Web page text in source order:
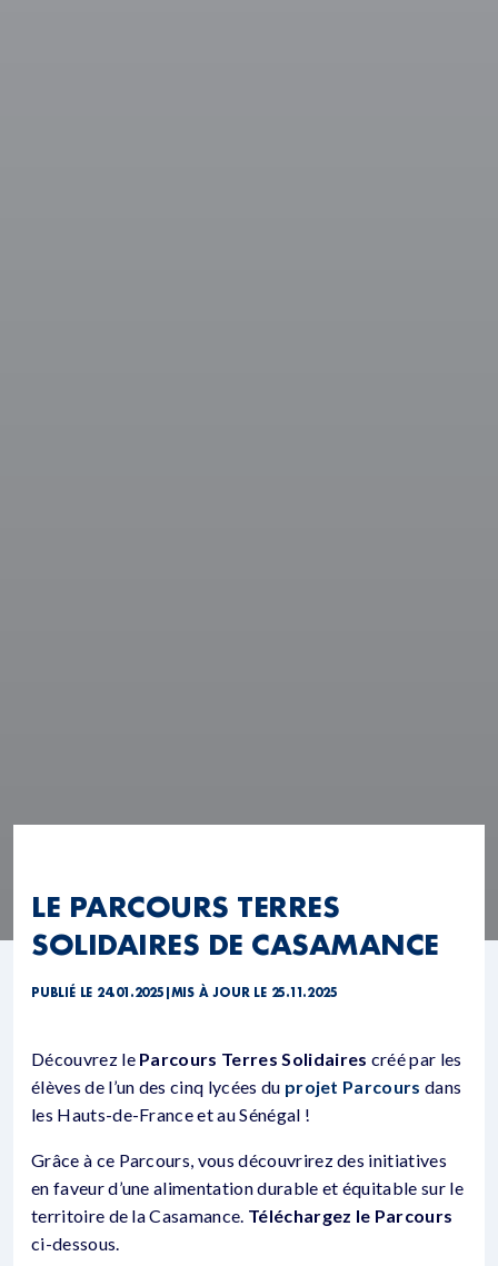
LE PARCOURS TERRES
SOLIDAIRES DE CASAMANCE
PUBLIÉ LE 24.01.2025 MIS À JOUR LE 25.11.2025
Découvrez le Parcours Terres Solidaires créé par les
élèves de l’un des cinq lycées du projet Parcours dans
les Hauts-de-France et au Sénégal !
Grâce à ce Parcours, vous découvrirez des initiatives
en faveur d’une alimentation durable et équitable sur le
territoire de la Casamance. Téléchargez le Parcours
ci-dessous.